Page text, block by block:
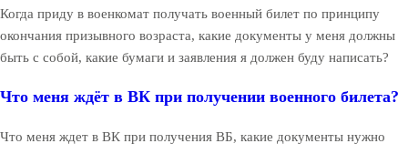
Когда приду в военкомат получать военный билет по принципу
окончания призывного возраста, какие документы у меня должны
быть с собой, какие бумаги и заявления я должен буду написать?
Что меня ждёт в ВК при получении военного билета?
Что меня ждет в ВК при получения ВБ, какие документы нужно